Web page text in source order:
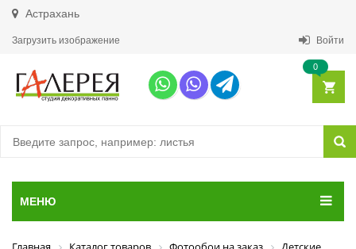
Астрахань
Загрузить изображение Войти
0
МЕНЮ